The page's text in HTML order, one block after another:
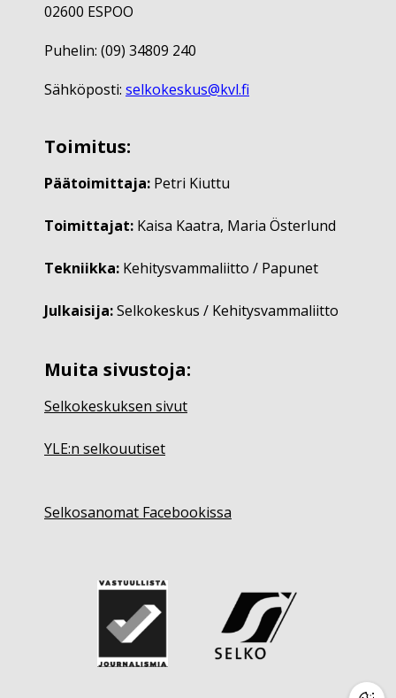
02600 ESPOO
Puhelin: (09) 34809 240
Sähköposti: selkokeskus@kvl.fi
Toimitus:
Päätoimittaja: Petri Kiuttu
Toimittajat: Kaisa Kaatra, Maria Österlund
Tekniikka: Kehitysvammaliitto / Papunet
Julkaisija:Selkokeskus / Kehitysvammaliitto
Muita sivustoja:
Selkokeskuksen sivut
YLE:n selkouutiset
Selkosanomat Facebookissa